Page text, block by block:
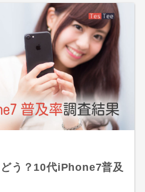
う？10代iPhone7普及